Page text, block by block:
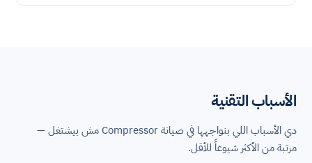
الأسباب التقنية
دي الأسباب اللي بنواجهها في صيانة Compressor مش بيشتغل —
مرتبة من الأكثر شيوعاً للأقل.